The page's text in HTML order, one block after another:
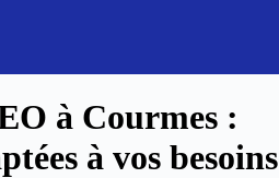
à Courmes :
à vos besoins